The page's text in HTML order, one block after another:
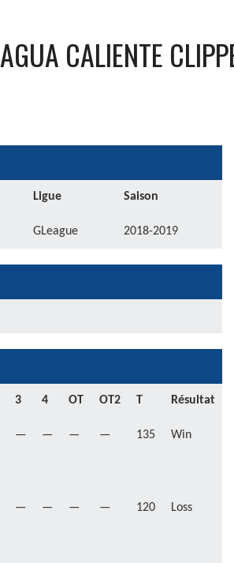
AGUA CALIENTE
Ligue Saison
GLeague 2018-2019
3 4 OT OT2 T Résultat
— — — — 135 Win
— — — — 120 Loss